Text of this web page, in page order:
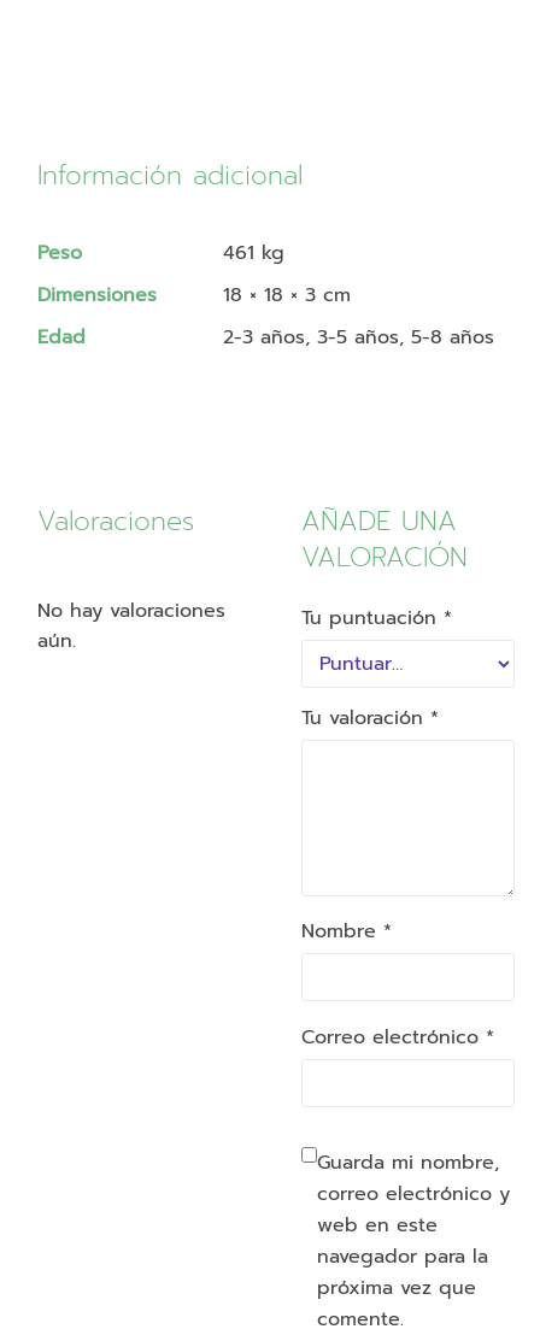
Información adicional
Peso
461 kg
Dimensiones
18 × 18 × 3 cm
Edad
2-3 años, 3-5 años, 5-8 años
Valoraciones
No hay valoraciones
aún.
AÑADE UNA
VALORACIÓN
Tu puntuación *
Tu valoración *
Nombre *
Correo electrónico *
Guarda mi nombre,
correo electrónico y
web en este
navegador para la
próxima vez que
comente.